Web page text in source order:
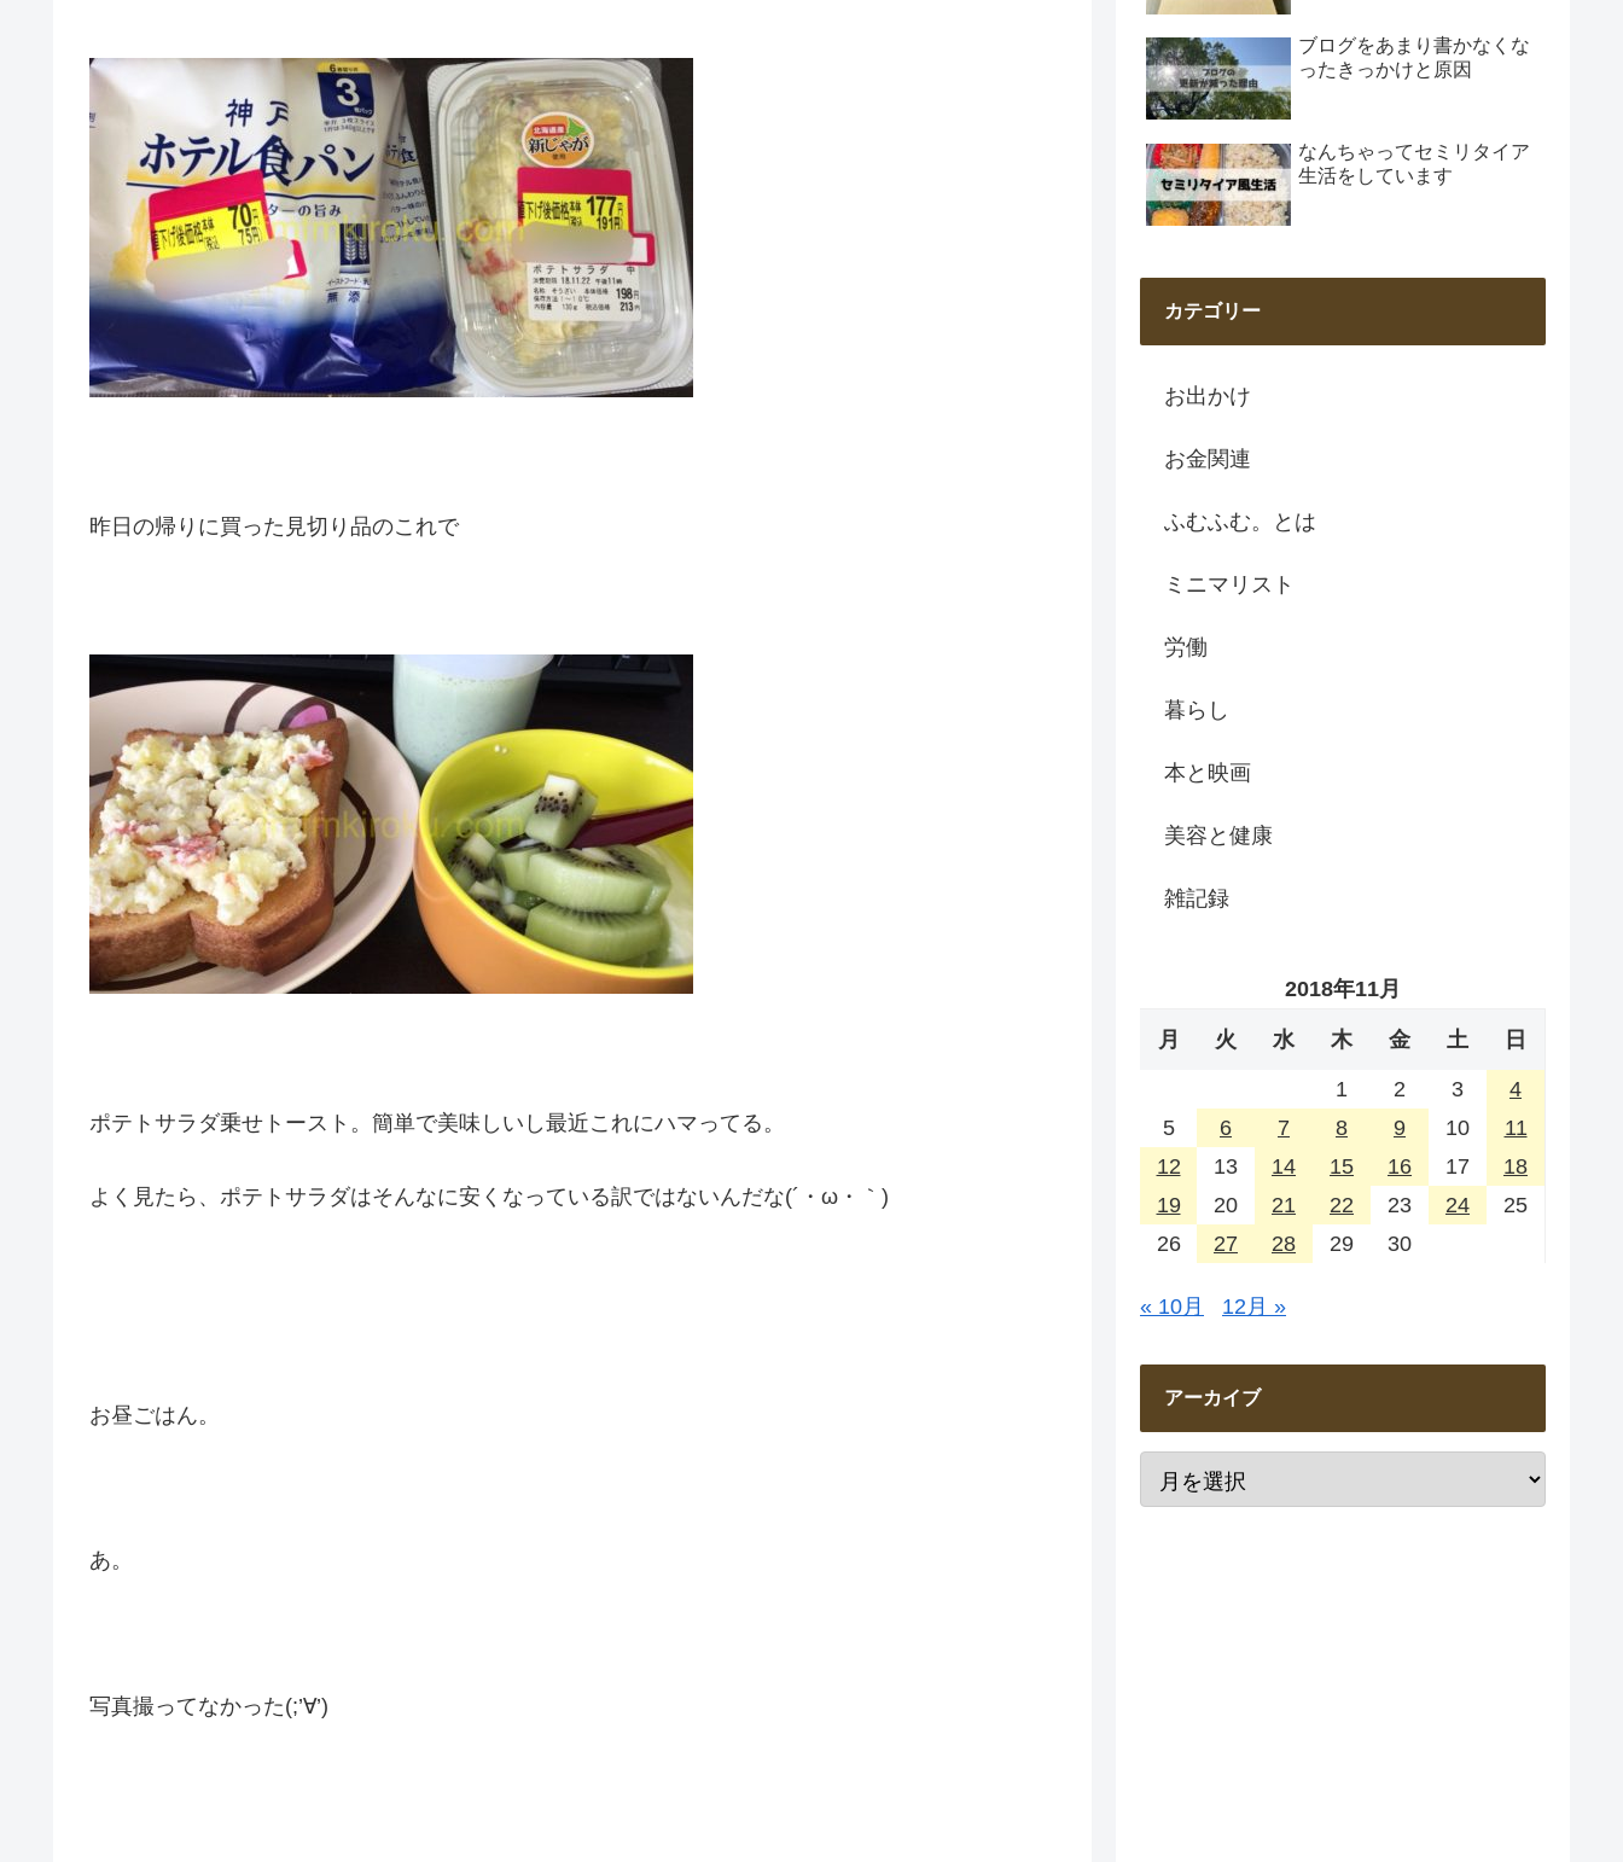
昨日の帰りに買った見切り品のこれで
ポテトサラダ乗せトースト。簡単で美味しいし最近これにハマってる。
よく見たら、ポテトサラダはそんなに安くなっている訳ではないんだな(´・ω・｀)
お昼ごはん。
あ。
写真撮ってなかった(;’∀’)
ブログをあまり書かなくな
ったきっかけと原因
なんちゃってセミリタイア
生活をしています
カテゴリー
お出かけ
お金関連
ふむふむ。とは
ミニマリスト
労働
暮らし
本と映画
美容と健康
雑記録
2018年11月
月 火 水 木 金 土 日
1 2 3
4
5
6 7 8 9 10
11
12
13 14 15 16 17
18
19
20 21 22 23 24
25
26
27 28 29 30
« 10月 12月 »
アーカイブ